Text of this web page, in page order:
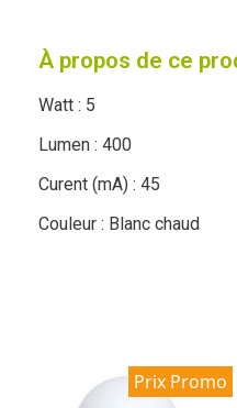
À propos de ce
Watt : 5
Lumen : 400
Curent (mA) : 45
Couleur : Blanc chaud
Prix Promo